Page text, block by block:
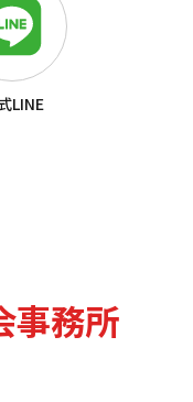
LINE
事務所